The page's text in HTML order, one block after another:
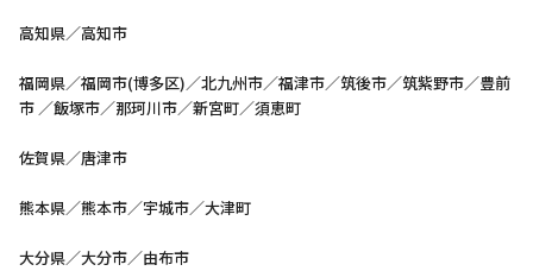
高知県／高知市
福岡県／福岡市(博多区)／北九州市／福津市／筑後市／筑紫野市／豊前
市 ／飯塚市／那珂川市／新宮町／須恵町
佐賀県／唐津市
熊本県／熊本市／宇城市／大津町
大分県／大分市／由布市